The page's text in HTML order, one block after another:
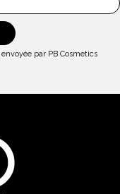
par PB Cosmetics